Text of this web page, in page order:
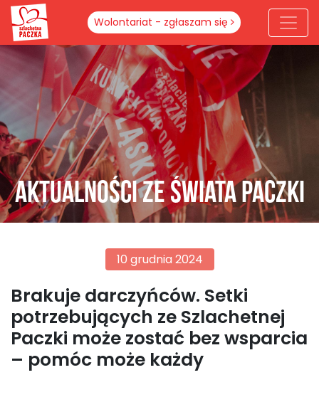
Wolontariat - zgłaszam się
Aktualności ze świata paczki
10 grudnia 2024
Brakuje darczyńców. Setki
potrzebujących ze Szlachetnej
Paczki może zostać bez wsparcia
– pomóc może każdy